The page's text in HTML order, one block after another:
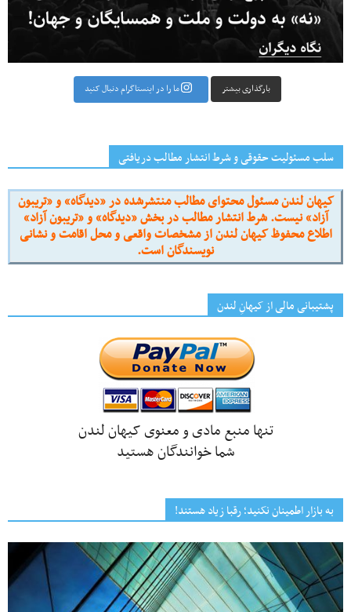
بارگذاری بیشتر ما را در اینستاگرام دنبال کنید
سلب مسئولیت حقوقی و شرط انتشار مطالب دریافتی
کیهان لندن مسئول محتوای مطالب منتشرشده در «دیدگاه» و «تریبون
آزاد» نیست. شرط انتشار مطالب در بخش «دیدگاه» و «تریبون آزاد»
اطلاع محفوظ کیهان لندن از مشخصات واقعی و محل اقامت و نشانی
نویسندگان است.
پشتیبانی مالی از کیهانِ لندن
تنها منبع مادی و معنوی کیهان لندن
شما خوانندگان هستید
به بازار اطمینان نکنید؛ رقبا زیاد هستند!